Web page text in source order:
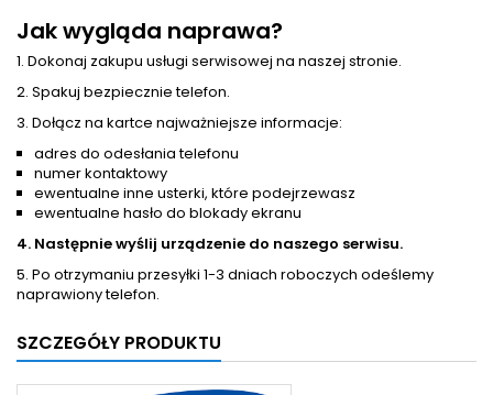
Jak wygląda naprawa?
1. Dokonaj zakupu usługi serwisowej na naszej stronie.
2. Spakuj bezpiecznie telefon.
3. Dołącz na kartce najważniejsze informacje:
adres do odesłania telefonu
numer kontaktowy
ewentualne inne usterki, które podejrzewasz
ewentualne hasło do blokady ekranu
4. Następnie wyślij urządzenie do naszego serwisu.
5. Po otrzymaniu przesyłki 1-3 dniach roboczych odeślemy
naprawiony telefon.
SZCZEGÓŁY PRODUKTU